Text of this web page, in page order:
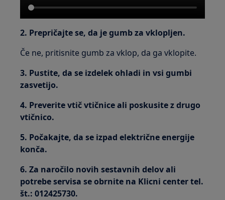
2. Prepričajte se, da je gumb za vklopljen.
Če ne, pritisnite gumb za vklop, da ga vklopite.
3. Pustite, da se izdelek ohladi in vsi gumbi
zasvetijo.
4. Preverite vtič vtičnice ali poskusite z drugo
vtičnico.
5. Počakajte, da se izpad električne energije
konča.
6. Za naročilo novih sestavnih delov ali
potrebe servisa se obrnite na Klicni center tel.
št.: 012425730.